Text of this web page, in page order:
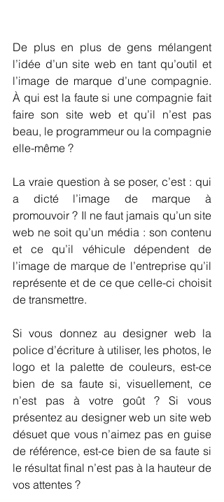
De plus en plus de gens mélangent
l’idée d’un site web en tant qu’outil et
l’image de marque d’une compagnie.
À qui est la faute si une compagnie fait
faire son site web et qu’il n’est pas
beau, le programmeur ou la compagnie
elle-même ?
La vraie question à se poser, c’est : qui
a dicté l’image de marque à
promouvoir ? Il ne faut jamais qu’un site
web ne soit qu’un média : son contenu
et ce qu’il véhicule dépendent de
l’image de marque de l’entreprise qu’il
représente et de ce que celle-ci choisit
de transmettre.
Si vous donnez au designer web la
police d’écriture à utiliser, les photos, le
logo et la palette de couleurs, est-ce
bien de sa faute si, visuellement, ce
n’est pas à votre goût ? Si vous
présentez au designer web un site web
désuet que vous n’aimez pas en guise
de référence, est-ce bien de sa faute si
le résultat final n’est pas à la hauteur de
vos attentes ?